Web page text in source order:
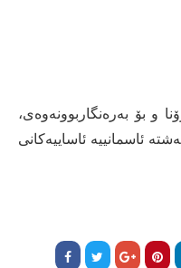
و بۆ بەرەنگاربوونەوەی،
گەشتە ئاسمانییە ئاساییەکانی